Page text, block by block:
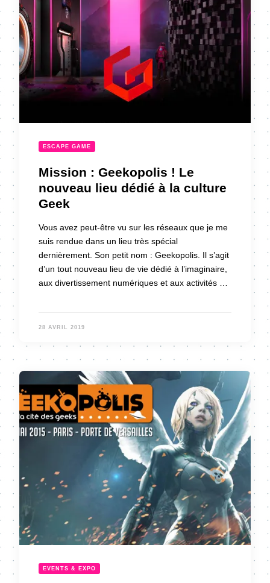
ESCAPE GAME
Mission : Geekopolis ! Le
nouveau lieu dédié à la culture
Geek
Vous avez peut-être vu sur les réseaux que je me
suis rendue dans un lieu très spécial
dernièrement. Son petit nom : Geekopolis. Il s’agit
d’un tout nouveau lieu de vie dédié à l’imaginaire,
aux divertissement numériques et aux activités …
28 AVRIL 2019
EVENTS & EXPO